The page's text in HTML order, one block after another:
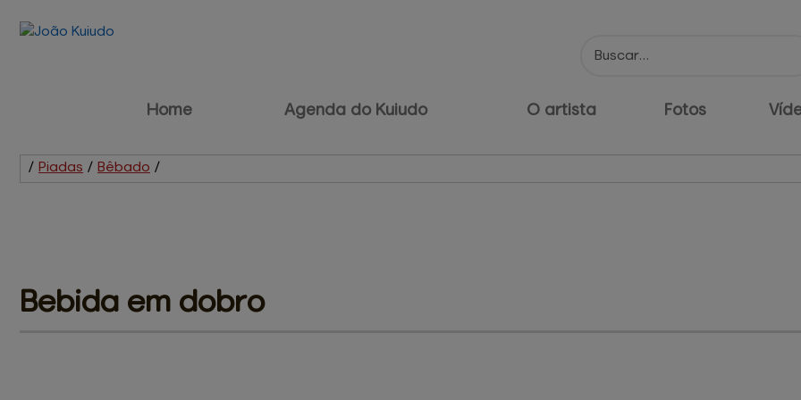
Home Agenda do Kuiudo O artista Fotos
/ Piadas / Bêbado /
Bebida em dobro